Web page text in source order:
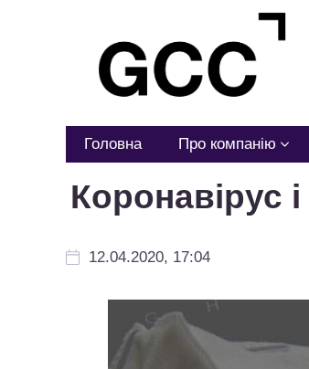
Головна Про компанію
Коронавірус
12.04.2020, 17:04